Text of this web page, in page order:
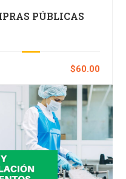
PÚBLICAS
$60.00